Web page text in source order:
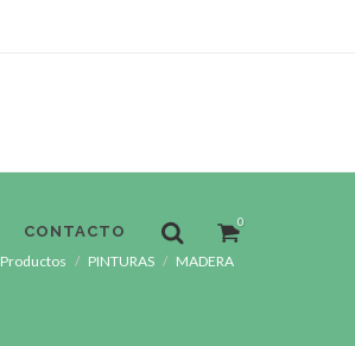
CONTACTO
0
Productos PINTURAS MADERA